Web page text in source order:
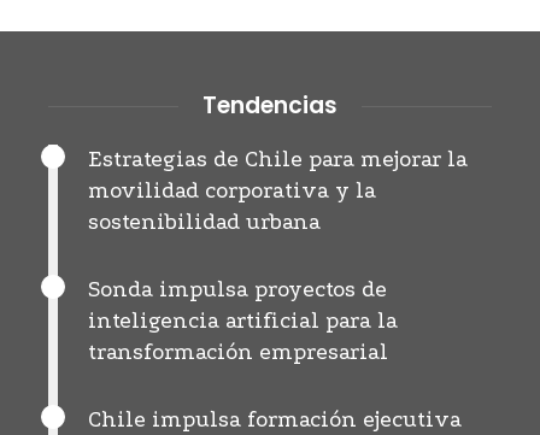
Tendencias
Estrategias de Chile para mejorar la
movilidad corporativa y la
sostenibilidad urbana
Sonda impulsa proyectos de
inteligencia artificial para la
transformación empresarial
Chile impulsa formación ejecutiva